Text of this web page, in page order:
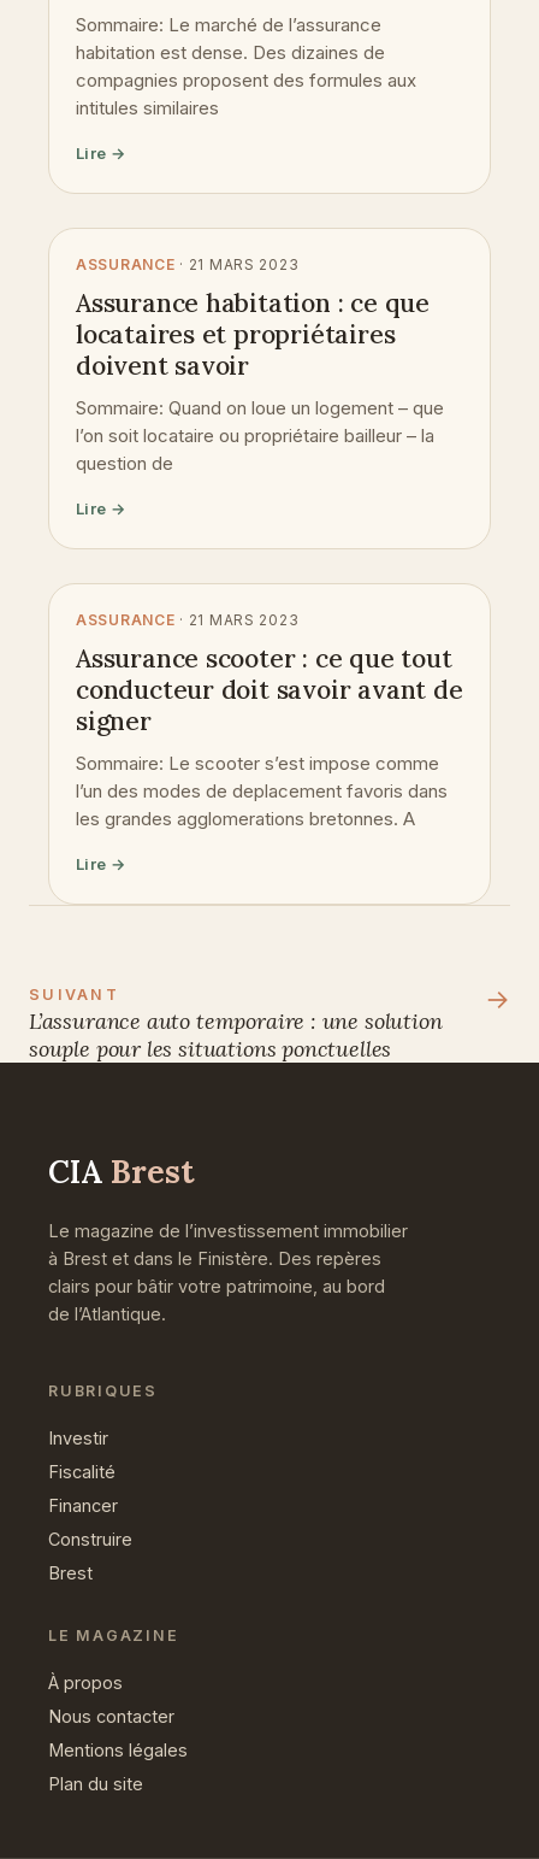
Sommaire: Le marché de l’assurance
habitation est dense. Des dizaines de
compagnies proposent des formules aux
intitules similaires
Lire →
ASSURANCE · 21 MARS 2023
Assurance habitation : ce que
locataires et propriétaires
doivent savoir
Sommaire: Quand on loue un logement – que
l’on soit locataire ou propriétaire bailleur – la
question de
Lire →
ASSURANCE · 21 MARS 2023
Assurance scooter : ce que tout
conducteur doit savoir avant de
signer
Sommaire: Le scooter s’est impose comme
l’un des modes de deplacement favoris dans
les grandes agglomerations bretonnes. A
Lire →
SUIVANT
L’assurance auto temporaire : une solution
souple pour les situations ponctuelles
→
CIA Brest
Le magazine de l’investissement immobilier
à Brest et dans le Finistère. Des repères
clairs pour bâtir votre patrimoine, au bord
de l’Atlantique.
RUBRIQUES
Investir
Fiscalité
Financer
Construire
Brest
LE MAGAZINE
À propos
Nous contacter
Mentions légales
Plan du site